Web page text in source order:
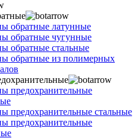
обратные латунные
обратные чугунные
обратные стальные
обратные из полимерных
предохранительные
предохранительные стальные
предохранительные